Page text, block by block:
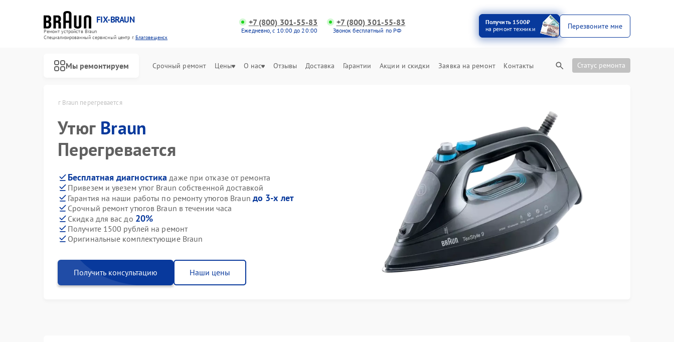
FIX-BRAUN
Ремонт устройств Braun
Специализированный cервисный центр г.Благовещенск
+7 (800) 301-55-83
Ежедневно, с 10:00 до 20:00
+7 (800) 301-55-83
Звонок бесплатный по РФ
Получить 1500₽
на ремонт техники
Перезвоните мне
Мы ремонтируем Срочный ремонт Цены О нас Отзывы Доставка Гарантии Акции и скидки Заявка на ремонт Контакты Статус ремонта
Утюг Braun перегревается
Утюг Braun
Перегревается
Бесплатная диагностика даже при отказе от ремонта
Привезем и увезем утюг Braun собственной доставкой
Гарантия на наши работы по ремонту утюгов Braun до 3-х лет
Срочный ремонт утюгов Braun в течении часа
Скидка для вас до 20%
Получите 1500 рублей на ремонт
Оригинальные комплектующие Braun
Получить консультацию Наши цены